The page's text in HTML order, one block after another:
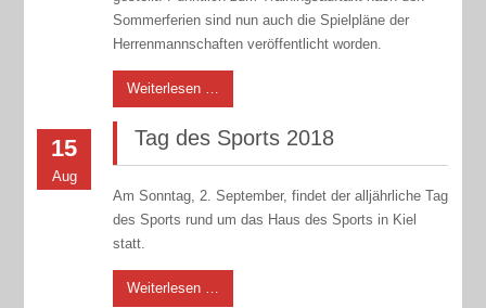
Sommerferien sind nun auch die Spielpläne der
Herrenmannschaften veröffentlicht worden.
Weiterlesen …
15
Aug
Tag des Sports 2018
Am Sonntag, 2. September, findet der alljährliche Tag
des Sports rund um das Haus des Sports in Kiel
statt.
Weiterlesen …